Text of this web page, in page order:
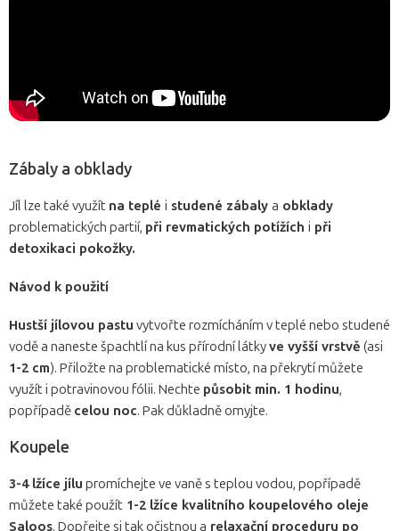
Zábaly a obklady
Jíl lze také využít na teplé i studené zábaly a obklady
problematických partií, při revmatických potížích i při
detoxikaci pokožky.
Návod k použití
Hustší jílovou pastu vytvořte rozmícháním v teplé nebo studené
vodě a naneste špachtlí na kus přírodní látkyve vyšší vrstvě (asi
1-2 cm). Přiložte na problematické místo, na překrytí můžete
využít i potravinovou fólii. Nechte působit min. 1 hodinu,
popřípadě celou noc. Pak důkladně omyjte.
Koupele
3-4 lžíce jílu promíchejte ve vaně s teplou vodou, popřípadě
můžete také použít 1-2 lžíce kvalitního koupelového oleje
Saloos. Dopřejte si tak očistnou a relaxační proceduru po